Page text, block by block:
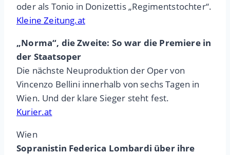
oder als Tonio in Donizettis „Regimentstochter“.
Kleine Zeitung.at
„Norma“, die Zweite: So war die Premiere in
der Staatsoper
Die nächste Neuproduktion der Oper von
Vincenzo Bellini innerhalb von sechs Tagen in
Wien. Und der klare Sieger steht fest.
Kurier.at
Wien
Sopranistin Federica Lombardi über ihre